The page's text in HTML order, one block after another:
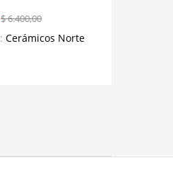
$6.400,00
Cerámicos Norte